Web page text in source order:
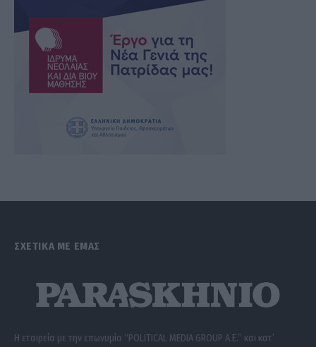
ΣΧΕΤΙΚΑ ΜΕ ΕΜΑΣ
Η εταιρεία με την επωνυμία “POLITICAL MEDIA GROUP A.E.” και κατ’